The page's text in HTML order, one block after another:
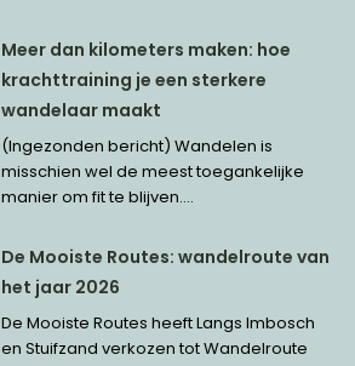
Meer dan kilometers maken: hoe
krachttraining je een sterkere
wandelaar maakt
(Ingezonden bericht) Wandelen is
misschien wel de meest toegankelijke
manier om fit te blijven....
De Mooiste Routes: wandelroute van
het jaar 2026
De Mooiste Routes heeft Langs Imbosch
en Stuifzand verkozen tot Wandelroute